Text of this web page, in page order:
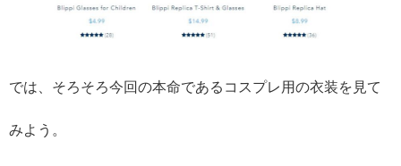
では、そろそろ今回の本命であるコスプレ用の衣装を見て
みよう。